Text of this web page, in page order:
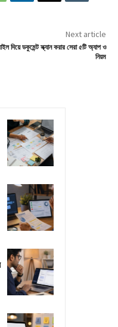
Next article
দিয়ে ডকুমেন্ট স্ক্যান করার সেরা ৫টি অ্যাপ ও
নিয়ম